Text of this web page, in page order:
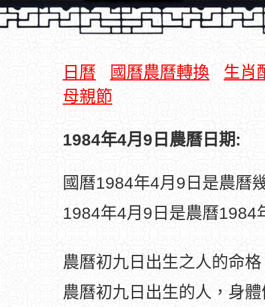
日曆 國曆農曆轉換
生肖
母親節
1984年4月9日農曆日期:
國曆1984年4月9日是農曆
1984年4月9日是農曆1984
農曆初九日出生之人的命
農曆初九日出生的人，身